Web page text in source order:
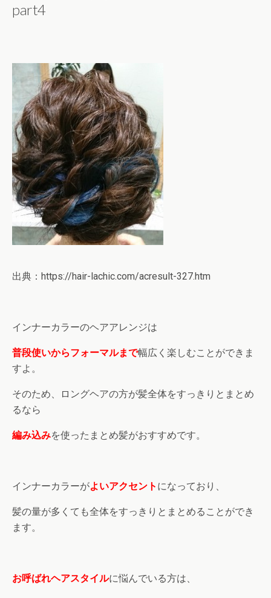
part4
出典：https://hair-lachic.com/acresult-327.htm
インナーカラーのヘアアレンジは
普段使いからフォーマルまで幅広く楽しむことができま
すよ。
そのため、ロングヘアの方が髪全体をすっきりとまとめ
るなら
編み込みを使ったまとめ髪がおすすめです。
インナーカラーがよいアクセント になっており、
髪の量が多くても全体をすっきりとまとめることができ
ます。
お呼ばれヘアスタイルに悩んでいる方は、